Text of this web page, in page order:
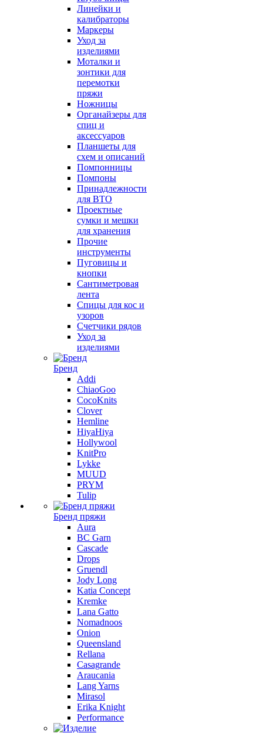
Линейки и
калибраторы
Маркеры
Уход за
изделиями
Моталки и
зонтики для
перемотки
пряжи
Ножницы
Органайзеры для
спиц и
аксессуаров
Планшеты для
схем и описаний
Помпонницы
Помпоны
Принадлежности
для ВТО
Проектные
сумки и мешки
для хранения
Прочие
инструменты
Пуговицы и
кнопки
Сантиметровая
лента
Спицы для кос и
узоров
Счетчики рядов
Уход за
изделиями
Бренд
Addi
ChiaoGoo
CocoKnits
Clover
Hemline
HiyaHiya
Hollywool
KnitPro
Lykke
MUUD
PRYM
Tulip
Бренд пряжи
Aura
BC Garn
Cascade
Drops
Gruendl
Jody Long
Katia Concept
Kremke
Lana Gatto
Nomadnoos
Onion
Queensland
Rellana
Casagrande
Araucania
Lang Yarns
Mirasol
Erika Knight
Performance